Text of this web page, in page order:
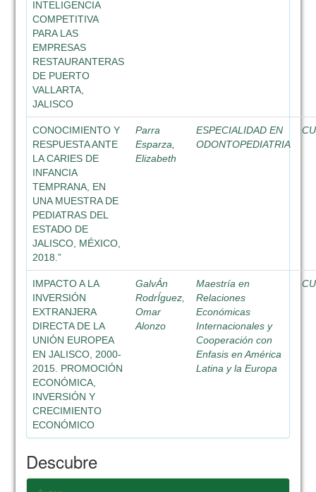
INTELIGENCIA
COMPETITIVA
PARA LAS
EMPRESAS
RESTAURANTERAS
DE PUERTO
VALLARTA,
JALISCO
CONOCIMIENTO Y
RESPUESTA ANTE
LA CARIES DE
INFANCIA
TEMPRANA, EN
UNA MUESTRA DE
PEDIATRAS DEL
ESTADO DE
JALISCO, MÉXICO,
2018.”
Parra
Esparza,
Elizabeth
ESPECIALIDAD EN
ODONTOPEDIATRIA
IMPACTO A LA
INVERSIÓN
EXTRANJERA
DIRECTA DE LA
UNIÓN EUROPEA
EN JALISCO, 2000-
2015. PROMOCIÓN
ECONÓMICA,
INVERSIÓN Y
CRECIMIENTO
ECONÓMICO
GalvÁn
RodrÍguez,
Omar
Alonzo
Maestría en
Relaciones
Económicas
Internacionales y
Cooperación con
Enfasis en América
Latina y la Europa
Descubre